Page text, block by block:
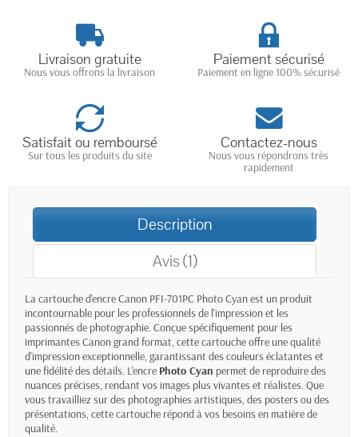
Livraison gratuite
Nous vous offrons la livraison
Paiement sécurisé
Paiement en ligne 100% sécurisé
Satisfait ou remboursé
Sur tous les produits du site
Contactez-nous
Nous vous répondrons très
rapidement
Description
Avis (1)
Lacartouche d'encre Canon PFI-701PC Photo Cyanest un produit
incontournable pour les professionnels de l'impression et les
passionnés de photographie. Conçue spécifiquement pour les
imprimantes Canon grand format, cette cartouche offre une qualité
d'impression exceptionnelle, garantissant des couleurs éclatantes et
une fidélité des détails. L'encre Photo Cyan permet de reproduire des
nuances précises, rendant vos images plus vivantes et réalistes. Que
vous travailliez sur des photographies artistiques, des posters ou des
présentations, cette cartouche répond à vos besoins en matière de
qualité.